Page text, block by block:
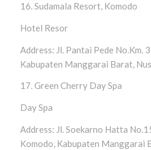
16. Sudamala Resort, Komodo
Hotel Resor
Address: Jl. Pantai Pede No.Km.
Kabupaten Manggarai Barat,
17. Green Cherry Day Spa
Day Spa
Address: Jl. Soekarno Hatta
Komodo, Kabupaten Manggarai